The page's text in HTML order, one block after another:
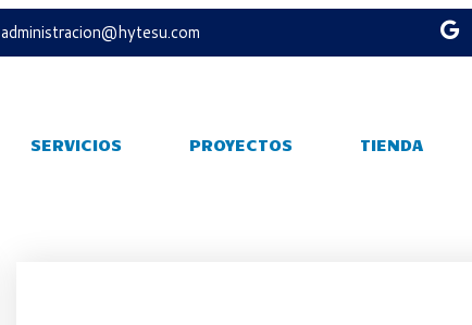
administracion@hytesu.com
SERVICIOS PROYECTOS TIENDA